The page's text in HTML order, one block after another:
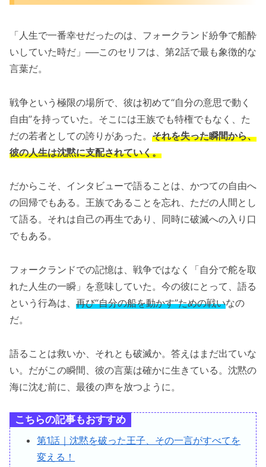
「人生で一番幸せだったのは、フォークランド紛争で船酔
いしていた時だ」──このセリフは、第2話で最も象徴的な
言葉だ。
戦争という極限の場所で、彼は初めて“自分の意思で動く
自由”を持っていた。そこには王族でも特権でもなく、た
だの若者としての誇りがあった。 それを失った瞬間から、
彼の人生は沈黙に支配されていく。
だからこそ、インタビューで語ることは、かつての自由へ
の回帰でもある。王族であることを忘れ、ただの人間とし
て語る。それは自己の再生であり、同時に破滅への入り口
でもある。
フォークランドでの記憶は、戦争ではなく「自分で舵を取
れた人生の一瞬」を意味していた。今の彼にとって、語る
という行為は、 再び“自分の船を動かす”ための戦いなの
だ。
語ることは救いか、それとも破滅か。答えはまだ出ていな
い。だがこの瞬間、彼の言葉は確かに生きている。沈黙の
海に沈む前に、最後の声を放つように。
こちらの記事もおすすめ
第1話｜沈黙を破った王子、その一言がすべてを
変える！